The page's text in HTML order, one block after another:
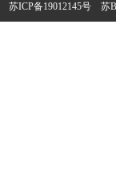
苏ICP备19012145号 苏